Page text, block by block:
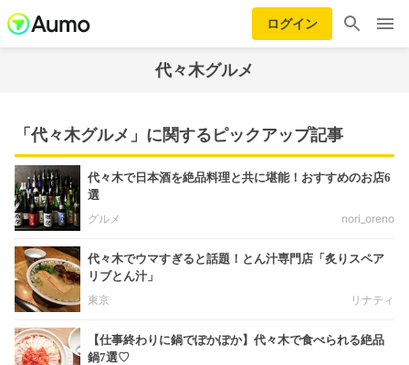
ログイン
代々木グルメ
「代々木グルメ」に関するピックアップ記事
代々木で日本酒を絶品料理と共に堪能！おすすめのお店6
選
グルメ
nori_oreno
代々木でウマすぎると話題！とん汁専門店「炙りスペア
リブとん汁」
東京
リナティ
【仕事終わりに鍋でぽかぽか】代々木で食べられる絶品
鍋7選♡